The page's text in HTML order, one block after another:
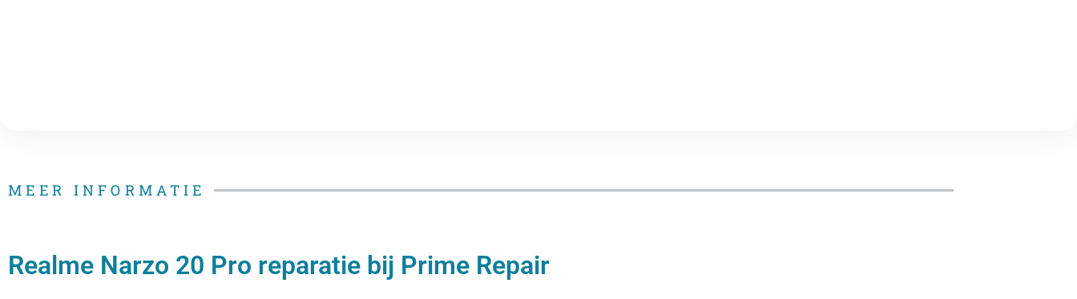
MEER INFORMATIE
Realme Narzo 20 Pro reparatie bij Prime Repair